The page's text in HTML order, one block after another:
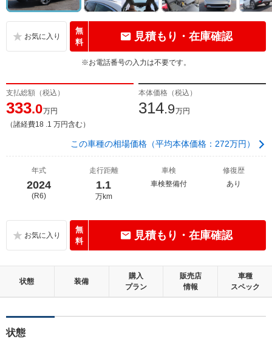
無
料
見積もり・在庫確認
※お電話番号の入力は不要です。
支払総額（税込）
333.0万円
（諸経費18 .1 万円含む）
本体価格（税込）
314.9万円
この車種の相場価格（平均本体価格：272万円）
年式
2024
(R6)
走行距離
1.1
万km
車検
車検整備付
修復歴
あり
無
料
見積もり・在庫確認
状態 装備
購入
プラン
販売店
情報
車種
スペック
状態